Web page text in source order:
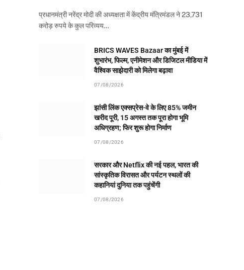
प्रधानमंत्री नरेंद्र मोदी की अध्यक्षता में केंद्रीय मंत्रिमंडल ने 23,731
करोड़ रुपये के कुल परिव्यय…
BRICS WAVES Bazaar का मुंबई में
शुभारंभ, फिल्म, एनीमेशन और डिजिटल मीडिया में
वैश्विक साझेदारी को मिलेगा बढ़ावा
07/08/2026
झांसी लिंक एक्सप्रेस-वे के लिए 85% जमीन
खरीद पूरी, 15 अगस्त तक पूरा होगा भूमि
अधिग्रहण; फिर शुरू होगा निर्माण
07/08/2026
सरकार और Netflix की नई पहल, भारत की
सांस्कृतिक विरासत और पर्यटन स्थलों की
कहानियां दुनिया तक पहुंचेंगी
07/08/2026